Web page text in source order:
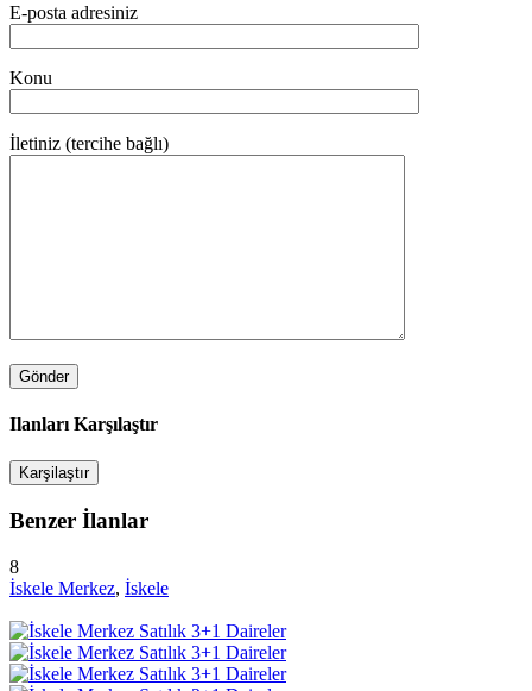
E-posta adresiniz
Konu
İletiniz (tercihe bağlı)
Ilanları Karşılaştır
Karşilaştır
Benzer İlanlar
8
İskele Merkez, İskele